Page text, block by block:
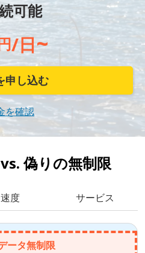
可能
/日~
申し込む
を確認
vs.偽りの無制限
速度 サービス
ータ無制限